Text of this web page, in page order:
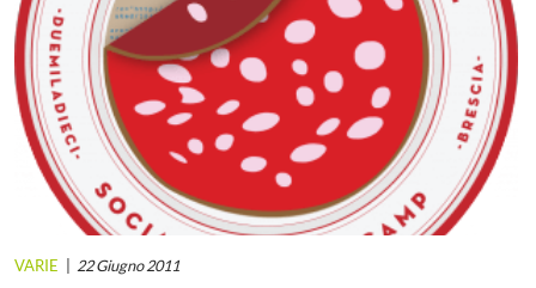
VARIE 22 Giugno 2011